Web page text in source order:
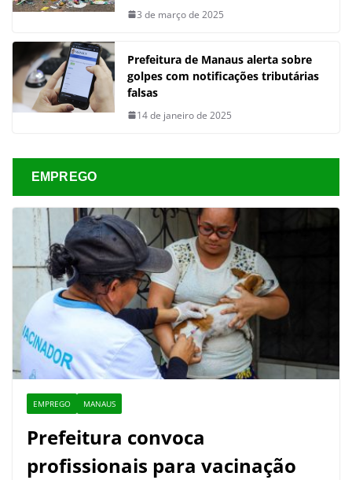
3 de março de 2025
Prefeitura de Manaus alerta sobre
golpes com notificações tributárias
falsas
14 de janeiro de 2025
EMPREGO
EMPREGO MANAUS
Prefeitura convoca
profissionais para vacinação